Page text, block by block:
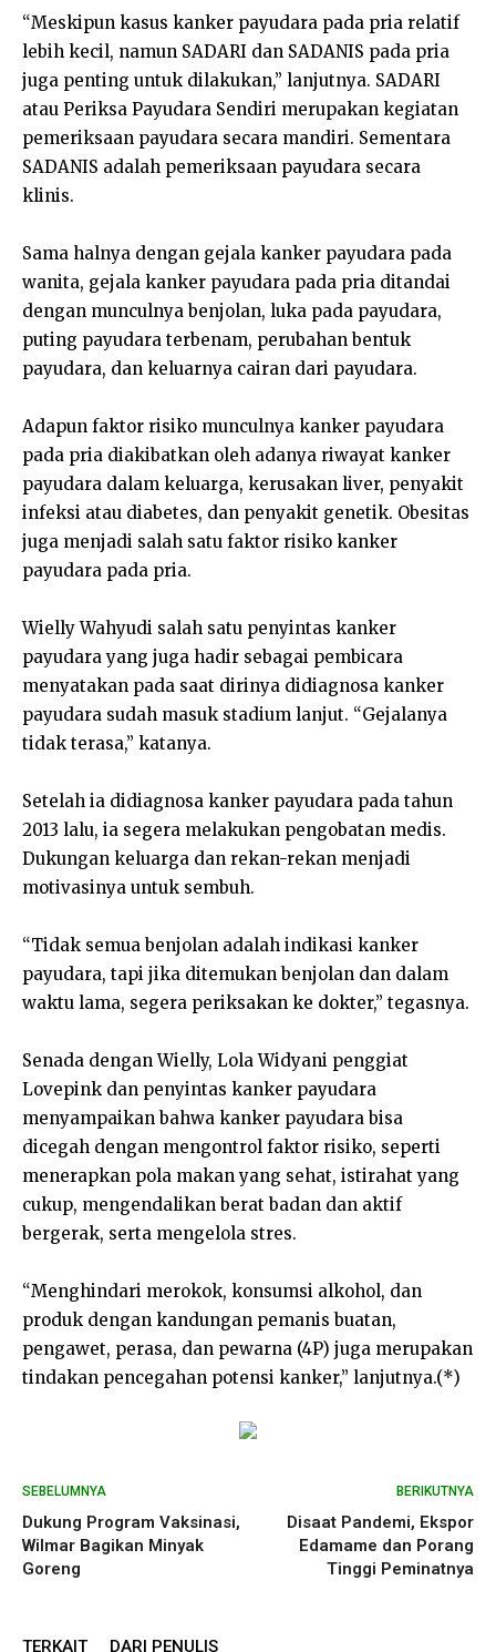
“Meskipun kasus kanker payudara pada pria relatif
lebih kecil, namun SADARI dan SADANIS pada pria
juga penting untuk dilakukan,” lanjutnya. SADARI
atau Periksa Payudara Sendiri merupakan kegiatan
pemeriksaan payudara secara mandiri. Sementara
SADANIS adalah pemeriksaan payudara secara
klinis.
Sama halnya dengan gejala kanker payudara pada
wanita, gejala kanker payudara pada pria ditandai
dengan munculnya benjolan, luka pada payudara,
puting payudara terbenam, perubahan bentuk
payudara, dan keluarnya cairan dari payudara.
Adapun faktor risiko munculnya kanker payudara
pada pria diakibatkan oleh adanya riwayat kanker
payudara dalam keluarga, kerusakan liver, penyakit
infeksi atau diabetes, dan penyakit genetik. Obesitas
juga menjadi salah satu faktor risiko kanker
payudara pada pria.
Wielly Wahyudi salah satu penyintas kanker
payudara yang juga hadir sebagai pembicara
menyatakan pada saat dirinya didiagnosa kanker
payudara sudah masuk stadium lanjut. “Gejalanya
tidak terasa,” katanya.
Setelah ia didiagnosa kanker payudara pada tahun
2013 lalu, ia segera melakukan pengobatan medis.
Dukungan keluarga dan rekan-rekan menjadi
motivasinya untuk sembuh.
“Tidak semua benjolan adalah indikasi kanker
payudara, tapi jika ditemukan benjolan dan dalam
waktu lama, segera periksakan ke dokter,” tegasnya.
Senada dengan Wielly, Lola Widyani penggiat
Lovepink dan penyintas kanker payudara
menyampaikan bahwa kanker payudara bisa
dicegah dengan mengontrol faktor risiko, seperti
menerapkan pola makan yang sehat, istirahat yang
cukup, mengendalikan berat badan dan aktif
bergerak, serta mengelola stres.
“Menghindari merokok, konsumsi alkohol, dan
produk dengan kandungan pemanis buatan,
pengawet, perasa, dan pewarna (4P) juga merupakan
tindakan pencegahan potensi kanker,” lanjutnya.(*)
SEBELUMNYA
Dukung Program Vaksinasi,
Wilmar Bagikan Minyak
Goreng
BERIKUTNYA
Disaat Pandemi, Ekspor
Edamame dan Porang
Tinggi Peminatnya
TERKAIT DARI PENULIS